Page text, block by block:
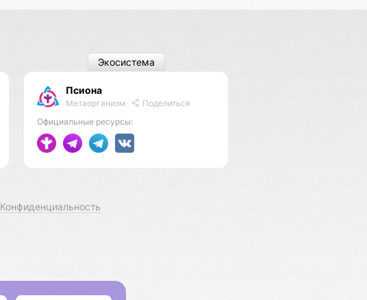
Псиона
Метаорганизм
Поделиться
Официальные ресурсы:
Экосистема
Конфиденциальность